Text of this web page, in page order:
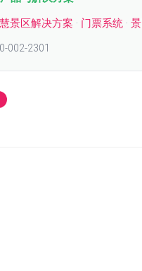
景区解决方案 · 门票系统 ·
002-2301